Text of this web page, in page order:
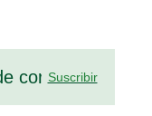
Suscribir